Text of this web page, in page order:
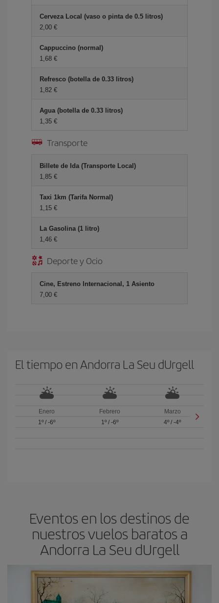
Cerveza Local (vaso o pinta de 0.5 litros)
2,00 €
Cappuccino (normal)
1,68 €
Refresco (botella de 0.33 litros)
1,82 €
Agua (botella de 0.33 litros)
1,35 €
Transporte
Billete de Ida (Transporte Local)
1,85 €
Taxi 1km (Tarifa Normal)
1,15 €
La Gasolina (1 litro)
1,46 €
Deporte y Ocio
Cine, Estreno Internacional, 1 Asiento
7,00 €
El tiempo en Andorra La Seu dUrgell
Enero
1º/ -6º
Febrero
1º/ -6º
Marzo
4º /-4º
Eventos en los destinos de
nuestros vuelos baratos a
Andorra La Seu dUrgell